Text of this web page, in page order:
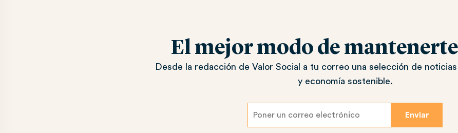
El mejor modo de
Desde la redacción de Valor Social a tu correo una selección de
y economía sostenible.